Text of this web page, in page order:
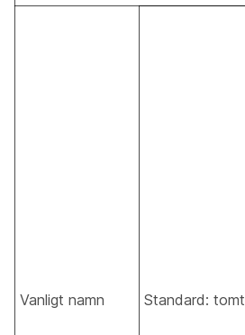
Vanligt namn Standard: tomt